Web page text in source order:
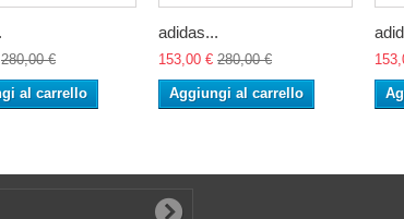
280,00 €
al carrello
adidas...
153,00 € 280,00 €
Aggiungi al carrello